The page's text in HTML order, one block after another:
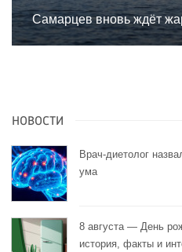
Самарцев вновь ждёт
НОВОСТИ
Врач-диетолог
ума
8 августа — День
история, факты и